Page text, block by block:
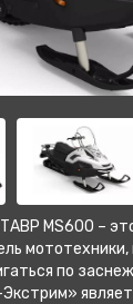
MS600 –
мототехники,
по